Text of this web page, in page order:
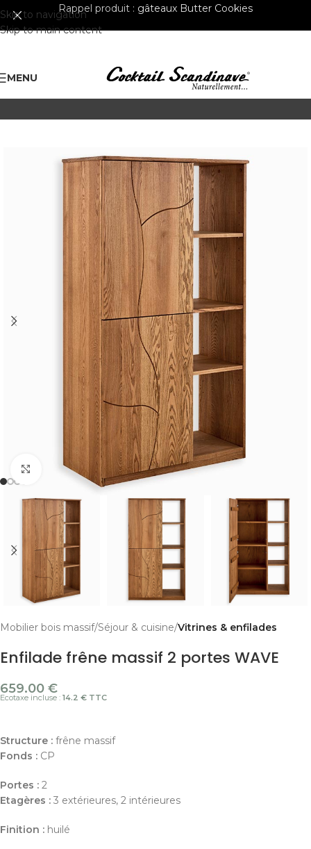
Skip to navigation
Skip to main content
Rappel produit : gâteaux Butter Cookies
MENU
Cliquer pour agrandir
Mobilier bois massif Séjour & cuisine Vitrines & enfilades
Enfilade frêne massif 2 portes WAVE
659.00 €
Ecotaxe incluse : 14.2 € TTC
Structure : frêne massif
Fonds : CP
Portes : 2
Etagères : 3 extérieures, 2 intérieures
Finition : huilé